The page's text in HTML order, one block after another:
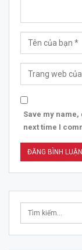
Save my
next time I